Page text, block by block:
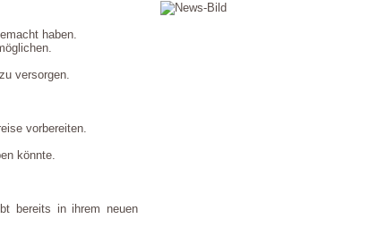
haben.
versorgen.
vorbereiten.
könnte.
bereits in ihrem neuen